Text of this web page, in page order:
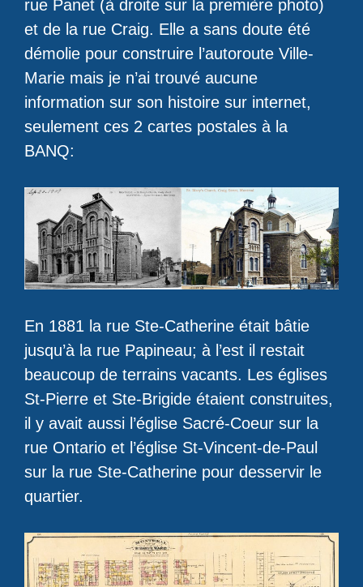
rue Panet (à droite sur la première photo)
et de la rue Craig. Elle a sans doute été
démolie pour construire l’autoroute Ville-
Marie mais je n’ai trouvé aucune
information sur son histoire sur internet,
seulement ces 2 cartes postales à la
BANQ:
En 1881 la rue Ste-Catherine était bâtie
jusqu’à la rue Papineau; à l’est il restait
beaucoup de terrains vacants. Les églises
St-Pierre et Ste-Brigide étaient construites,
il y avait aussi l’église Sacré-Coeur sur la
rue Ontario et l’église St-Vincent-de-Paul
sur la rue Ste-Catherine pour desservir le
quartier.